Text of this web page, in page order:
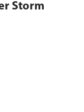
Storm